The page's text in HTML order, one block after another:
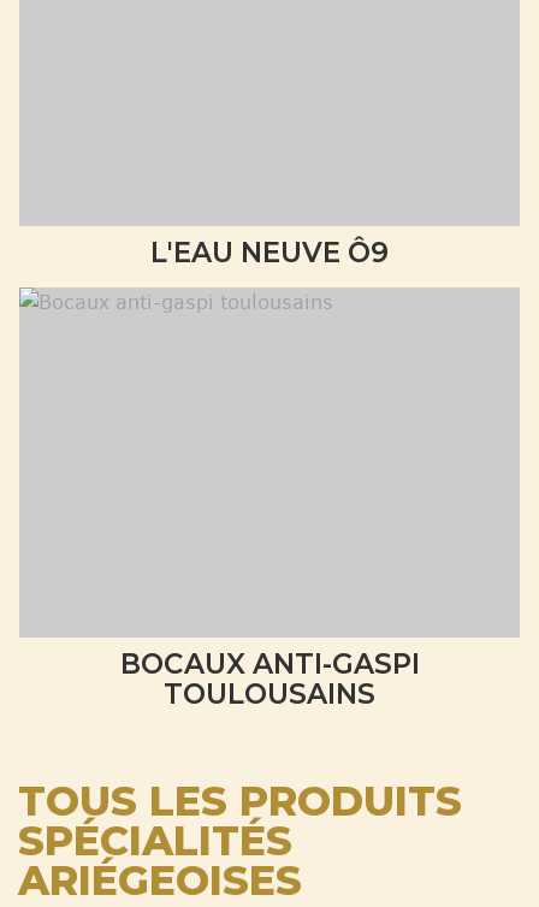
L'EAU NEUVE Ô9
BOCAUX ANTI-GASPI
TOULOUSAINS
TOUS LES PRODUITS
SPÉCIALITÉS
ARIÉGEOISES